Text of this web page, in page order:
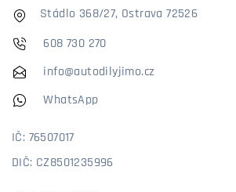
Stádlo 368/27, Ostrava 72526
608 730 270
info@autodilyjimo.cz
WhatsApp
IČ: 76507017
DIČ: CZ8501235996